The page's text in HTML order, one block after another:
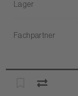
Lager
Fachpartner